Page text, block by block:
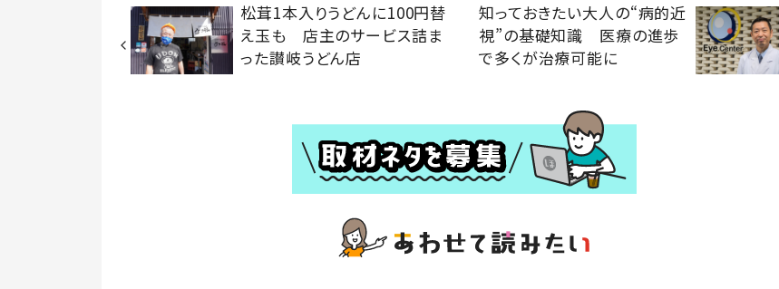
松茸1本入りうどんに100円替
え玉も 店主のサービス詰ま
った讃岐うどん店
知っておきたい大人の“病的近
視”の基礎知識 医療の進歩
で多くが治療可能に